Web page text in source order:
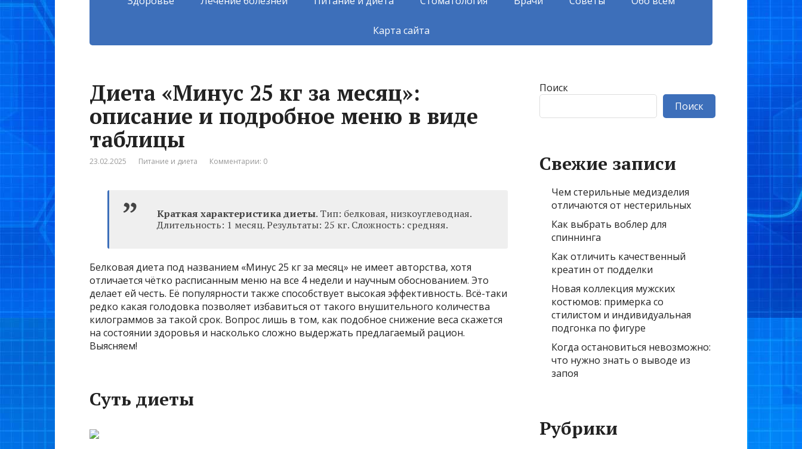
Карта сайта
Диета «Минус 25 кг за месяц»:
описание и подробное меню в виде
таблицы
23.02.2025 Питание и диета Комментарии: 0
Краткая характеристика диеты. Тип: белковая, низкоуглеводная.
Длительность: 1 месяц. Результаты: 25 кг. Сложность: средняя.
Белковая диета под названием «Минус 25 кг за месяц» не имеет авторства, хотя
отличается чётко расписанным меню на все 4 недели и научным обоснованием. Это
делает ей честь. Её популярности также способствует высокая эффективность. Всё-таки
редко какая голодовка позволяет избавиться от такого внушительного количества
килограммов за такой срок. Вопрос лишь в том, как подобное снижение веса скажется
на состоянии здоровья и насколько сложно выдержать предлагаемый рацион.
Выясняем!
Суть диеты
Поиск
Поиск
Свежие записи
Чем стерильные медизделия
отличаются от нестерильных
Как выбрать воблер для
спиннинга
Как отличить качественный
креатин от подделки
Новая коллекция мужских
костюмов: примерка со
стилистом и индивидуальная
подгонка по фигуре
Когда остановиться невозможно:
что нужно знать о выводе из
запоя
Рубрики